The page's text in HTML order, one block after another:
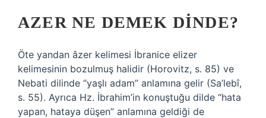
AZER NE DEMEK DINDE?
Öte yandan âzer kelimesi İbranice elizer
kelimesinin bozulmuş halidir (Horovitz, s. 85) ve
Nebati dilinde “yaşlı adam” anlamına gelir (Sa’lebî,
s. 55). Ayrıca Hz. İbrahim’in konuştuğu dilde “hata
yapan, hataya düşen” anlamına geldiği de